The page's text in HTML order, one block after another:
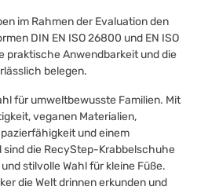
im Rahmen der Evaluation den
DIN EN ISO 26800 und EN ISO
praktische Anwendbarkeit und die
belegen.
für umweltbewusste Familien. Mit
veganen Materialien,
und einem
die RecyStep-Krabbelschuhe
stilvolle Wahl für kleine Füße.
die Welt drinnen erkunden und